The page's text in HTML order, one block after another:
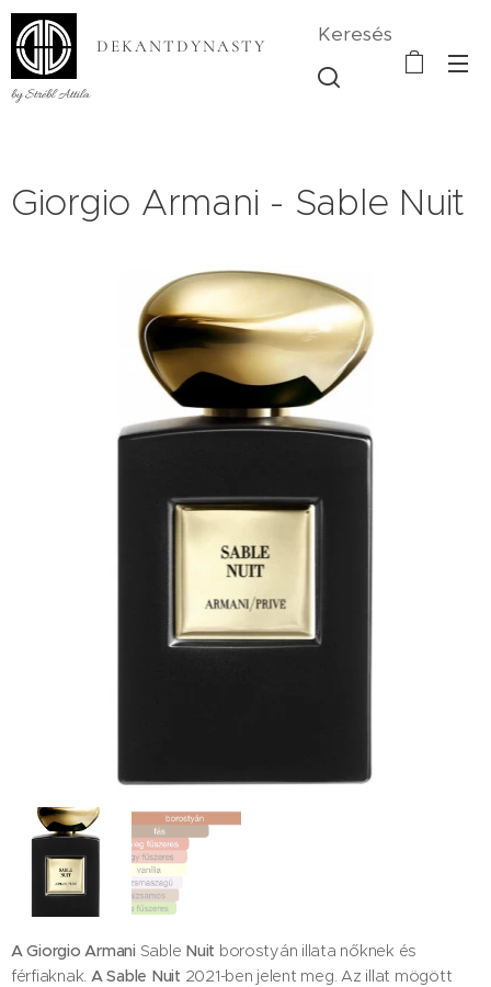
DEKANTDYNASTY
by Strébl Attila
Keresés
Giorgio Armani - Sable Nuit
A Giorgio Armani Sable Nuit borostyán illata nőknek és
férfiaknak. A Sable Nuit 2021-ben jelent meg. Az illat mögött